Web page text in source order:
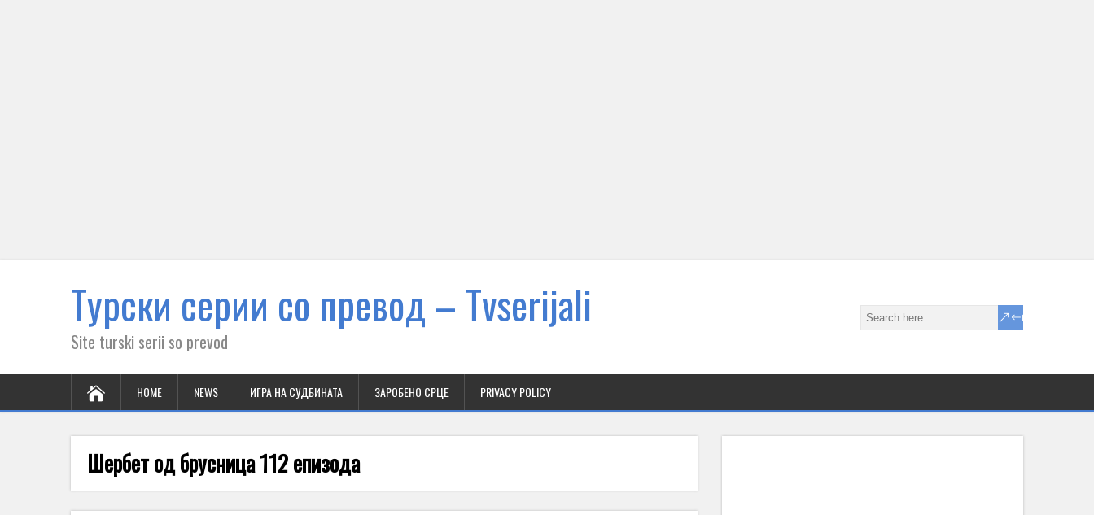
Tурски серии со превод – Тvserijali
Site turski serii so prevod
HOME NEWS ИГРА НА СУДБИНАТА ЗАРОБЕНО СРЦЕ PRIVACY POLICY
Шербет од брусница 112 епизода